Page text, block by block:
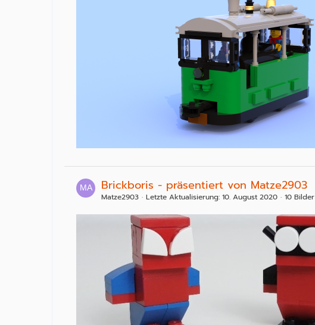
Brickboris - präsentiert von Matze2903
Matze2903 Letzte Aktualisierung:10. August 2020 10 Bilder